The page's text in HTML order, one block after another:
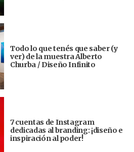
Todo lo que tenés que saber (y
ver) de la muestra Alberto
Churba / Diseño Infinito
7 cuentas de Instagram
dedicadas al branding: ¡diseño e
inspiración al poder!